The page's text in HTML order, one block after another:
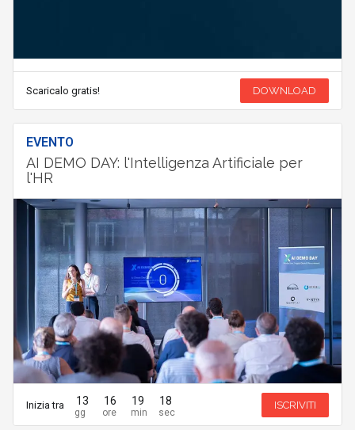
Scaricalo gratis! DOWNLOAD
EVENTO
AI DEMO DAY: l'Intelligenza Artificiale per
l'HR
Inizia tra 13 16 19 18 ISCRIVITI